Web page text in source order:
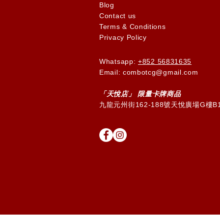
Blog
Contact us
Terms & Conditions
Privacy Policy
Whatsapp: +852 56831635
Email: combotcg@gmail.com
「天悅店」 限量卡牌商品
九龍元州街162-188號天悅廣場G樓